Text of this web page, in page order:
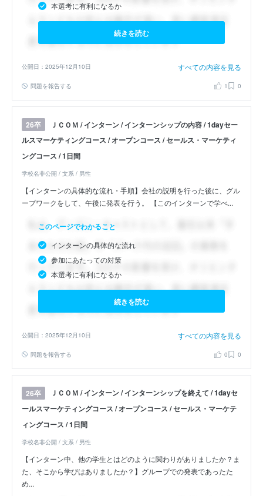
本選考に有利になるか
続きを読む
公開日：2025年12月10日 すべての内容を見る
問題を報告する 1 0
26卒
ＪＣＯＭ / インターン / インターンシップの内容 / 1dayセー
ルスマーケティングコース / オープンコース / セールス・マーケティ
ングコース / 1日間
学校名非公開 / 文系 / 男性
【インターンの具体的な流れ・手順】会社の説明を行った後に、グル
ープワークをして、午後に発表を行う。 【このインターンで学べ...
このページでわかること
インターンの具体的な流れ
参加にあたっての対策
本選考に有利になるか
続きを読む
公開日：2025年12月10日 すべての内容を見る
問題を報告する 0 0
26卒
ＪＣＯＭ / インターン / インターンシップを終えて / 1dayセ
ールスマーケティングコース / オープンコース / セールス・マーケテ
ィングコース / 1日間
学校名非公開 / 文系 / 男性
【インターン中、他の学生とはどのように関わりがありましたか？ま
た、そこから学びはありましたか？】グループでの発表であったた
め...